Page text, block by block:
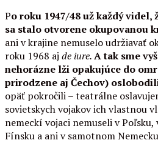
Po roku 1947/48 už každý videl,
sa stalo otvorene okupovanou
ani v krajine nemuselo udržiavať
roku 1968 aj de iure.A tak sme
nehorázne lži opakujúce do
prirodzene aj Čechov)
opäť pokročili – teatrálne
sovietskych vojakov ich vlastnou
nemeckí vojaci nemuseli v
Fínsku a ani v samotnom